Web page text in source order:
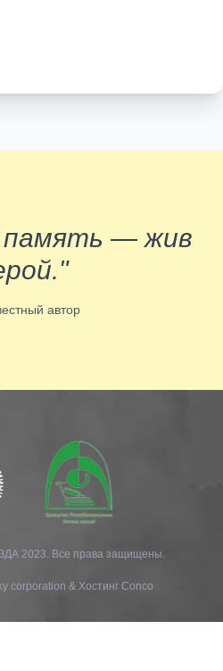
память — жив
автор
2023. Все права защищены.
corporation & Хостинг Conco